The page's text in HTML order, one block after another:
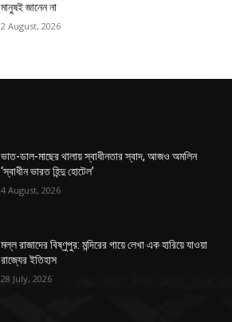
মানুষই জানেন না
2 August, 2026
ভাত-ডাল-মাছের থালায় স্বাধীনতার স্বাদ, আজও অমলিন
‘স্বাধীন ভারত হিন্দু হোটেল’
4 August, 2026
মল্ল রাজাদের বিষ্ণুপুর: মন্দিরের গায়ে লেখা এক হারিয়ে যাওয়া
রাজ্যের ইতিহাস
28 July, 2026